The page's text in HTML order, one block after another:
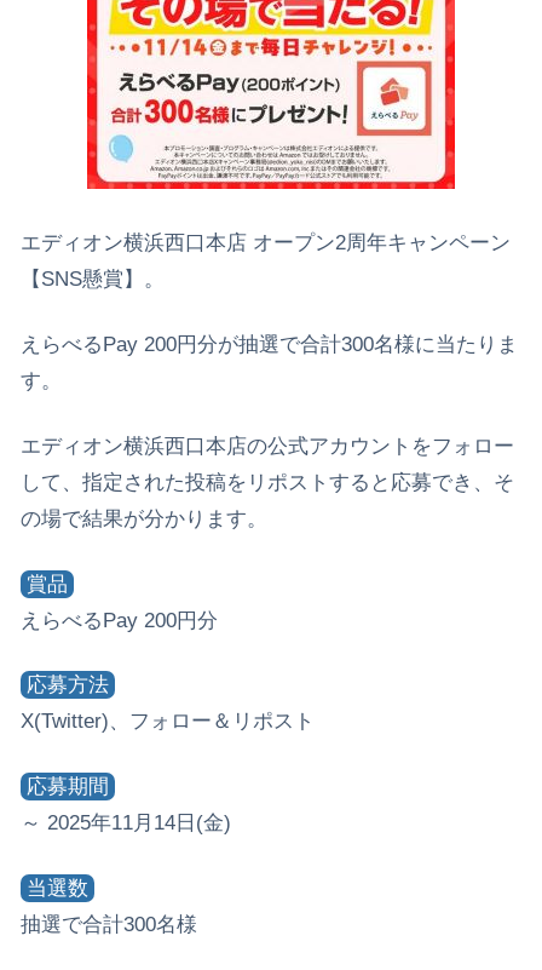
エディオン横浜西口本店 オープン2周年キャンペーン
【SNS懸賞】。
えらべるPay 200円分が抽選で合計300名様に当たりま
す。
エディオン横浜西口本店の公式アカウントをフォロー
して、指定された投稿をリポストすると応募でき、そ
の場で結果が分かります。
賞品
えらべるPay 200円分
応募方法
X(Twitter)、フォロー＆リポスト
応募期間
～ 2025年11月14日(金)
当選数
抽選で合計300名様